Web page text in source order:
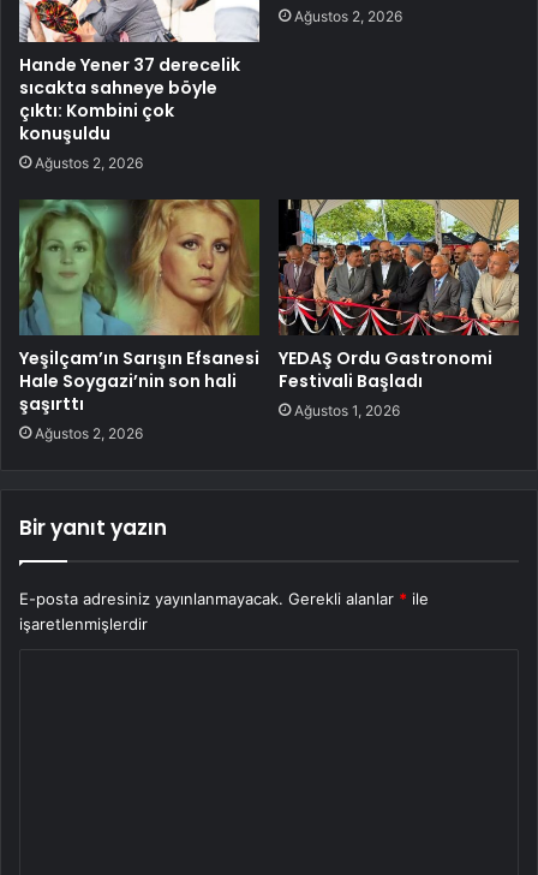
Hande Yener 37 derecelik
sıcakta sahneye böyle
çıktı: Kombini çok
konuşuldu
Ağustos 2, 2026
Ağustos 2, 2026
Yeşilçam’ın Sarışın Efsanesi
Hale Soygazi’nin son hali
şaşırttı
Ağustos 2, 2026
YEDAŞ Ordu Gastronomi
Festivali Başladı
Ağustos 1, 2026
Bir yanıt yazın
E-posta adresiniz yayınlanmayacak. Gerekli alanlar * ile
işaretlenmişlerdir